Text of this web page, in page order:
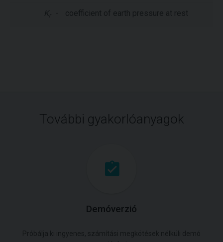
Kr - coefficient of earth pressure at rest
További gyakorlóanyagok
Demóverzió